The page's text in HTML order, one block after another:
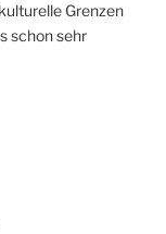
Grenzen
schon sehr